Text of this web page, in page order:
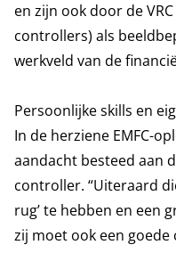
en zijn ook door de
controllers) als
werkveld van de
Persoonlijke skills en
In de herziene EMFC-
aandacht besteed aan
controller. “Uiteraard
rug’ te hebben en een
zij moet ook een